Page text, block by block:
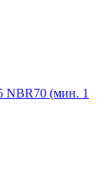
NBR70 (мин. 1